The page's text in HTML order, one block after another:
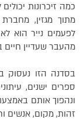
כמה זיכרונות
מתוך מגזין,
לפעמים נייר הוא
מהעבר שעדיין חיים
בסדנה הזו נעסוק
ספרים ישנים,
ונהפוך אותם
זהות, מקום, אנשים